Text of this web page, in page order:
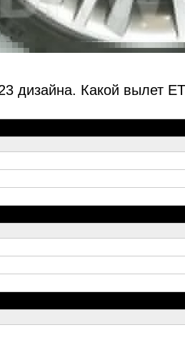
дизайна. Какой вылет